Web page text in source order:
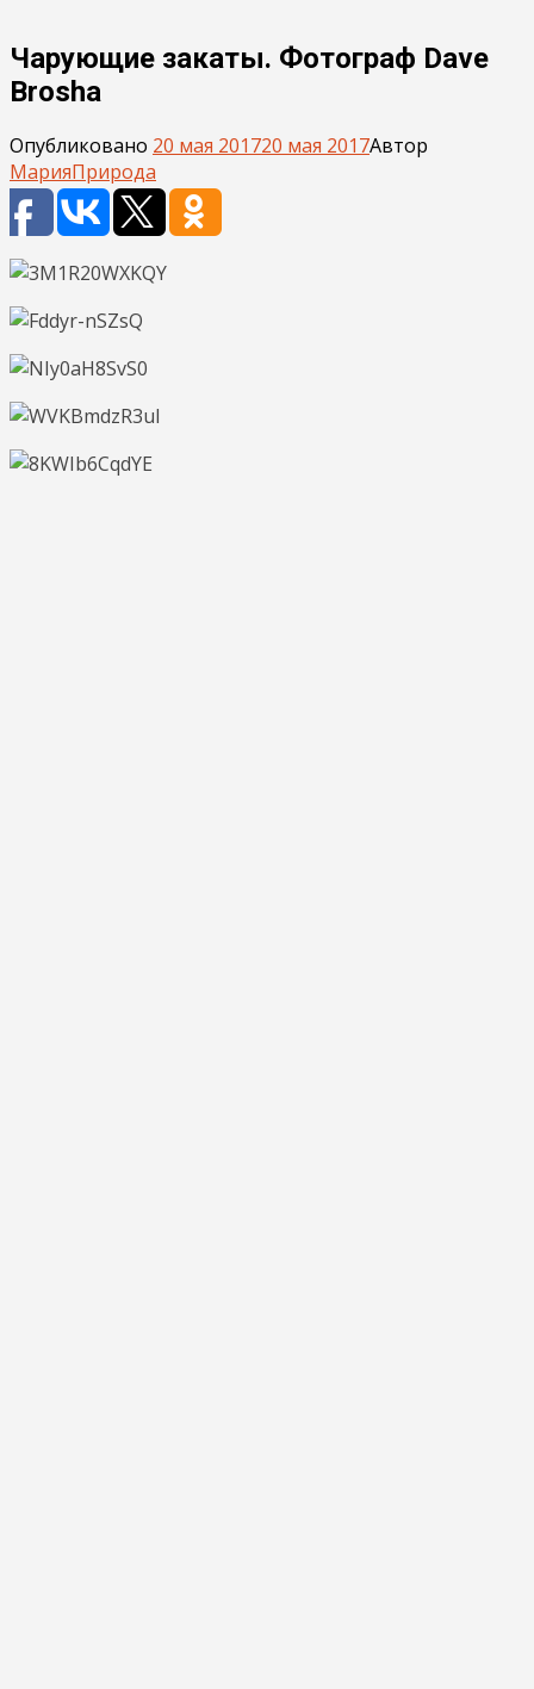
Чарующие закаты. Фотограф Dave
Brosha
Опубликовано 20 мая 201720 мая 2017Автор
МарияПрирода